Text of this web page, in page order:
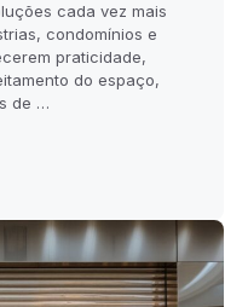
cada vez mais
condomínios e
praticidade,
do espaço,
de …